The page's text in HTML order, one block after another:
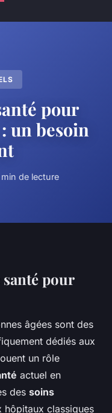
pour
un besoin
de lecture
pour
âgées sont des
dédiés aux
un rôle
actuel en
des soins
hôpitaux classiques